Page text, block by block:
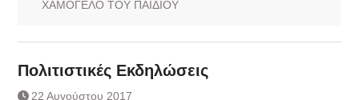
ΧΑΜΟΓΕΛΟ ΤΟΥ ΠΑΙΔΙΟΥ
Πολιτιστικές Εκδηλώσεις
22 Αυγούστου 2017